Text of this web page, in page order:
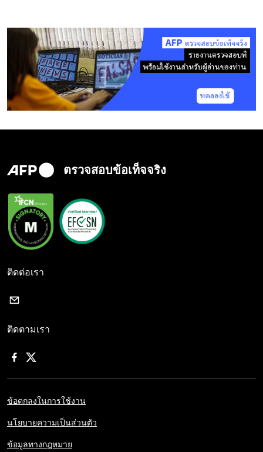
ตรวจสอบข้อเท็จจริง
ติดต่อเรา
ติดตามเรา
ข้อตกลงในการใช้งาน
นโยบายความเป็นส่วนตัว
ข้อมูลทางกฎหมาย